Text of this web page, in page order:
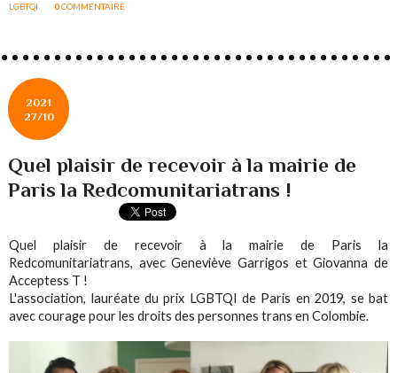
LGBTQI
0COMMENTAIRE
2021
27/10
Quel plaisir de recevoir à la mairie de
Paris la Redcomunitariatrans !
Quel plaisir de recevoir à la mairie de Paris la
Redcomunitariatrans, avec Geneviève Garrigos et Giovanna de
Acceptess T !
L'association, lauréate du prix LGBTQI de Paris en 2019, se bat
avec courage pour les droits des personnes trans en Colombie.